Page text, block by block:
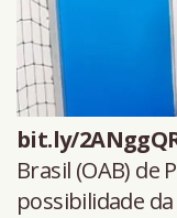
bit.ly/
Brasil (OAB) de
possibilidade